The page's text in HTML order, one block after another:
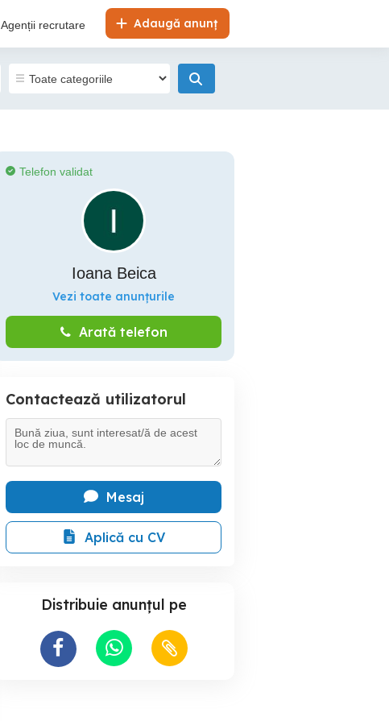
Adaugă anunț
Agenții recrutare
Telefon validat
Ioana Beica
Vezi toate anunțurile
Arată telefon
Contactează utilizatorul
Mesaj
Aplică cu CV
Distribuie anunțul pe